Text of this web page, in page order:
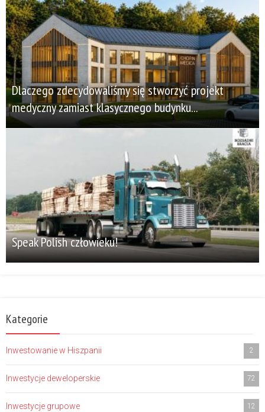
Dlaczego zdecydowaliśmy się stworzyć projekt
medyczny zamiast klasycznego budynku...
Speak Polish człowieku!
Kategorie
Inwestowanie w Hiszpanii 2
Inwestycje deweloperskie 72
Inwestycje grupowe 12